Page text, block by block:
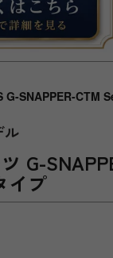
G-SNAPPER-CTM
ル
G-
イプ